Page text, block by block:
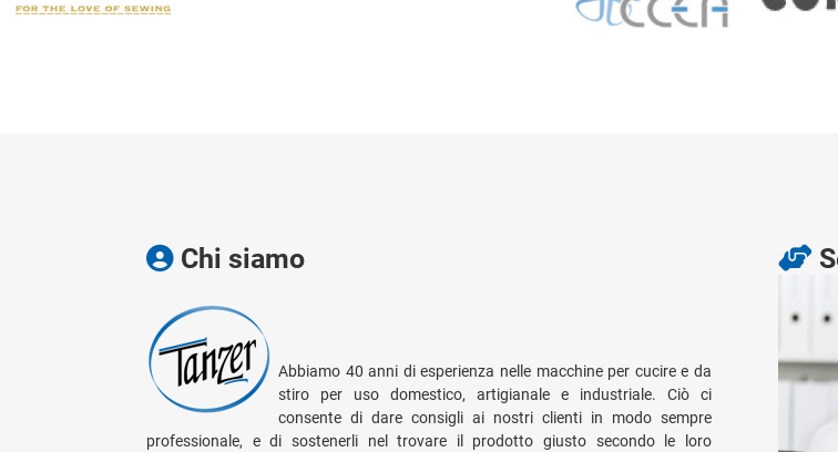
Chi siamo
Abbiamo 40 anni di esperienza nelle macchine per cucire e da
stiro per uso domestico, artigianale e industriale. Ciò ci
consente di dare consigli ai nostri clienti in modo sempre
professionale, e di sostenerli nel trovare il prodotto giusto secondo le loro